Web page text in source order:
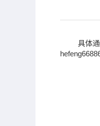
具体通知